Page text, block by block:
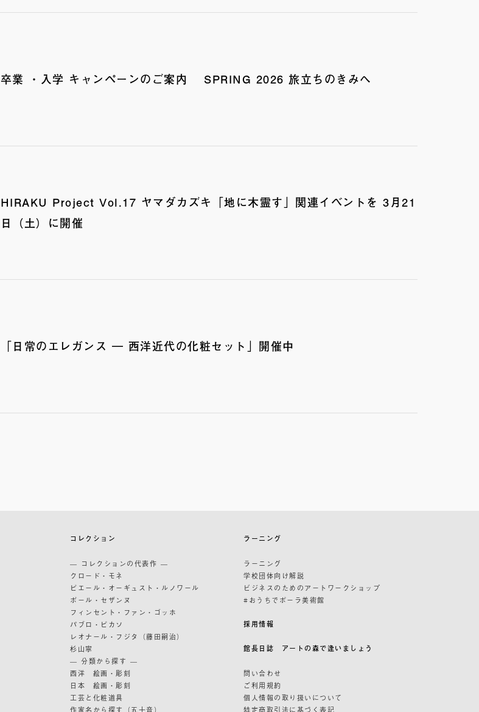
卒業 ・入学 キャンペーンのご案内 SPRING 2026 旅立ちのきみへ
HIRAKU Project Vol.17 ヤマダカズキ「地に木霊す」関連イベントを 3月21
日（土）に開催
「日常のエレガンス ― 西洋近代の化粧セット」開催中
コレクション
— コレクションの代表作 —
クロード・モネ
ピエール・オーギュスト・ルノワール
ポール・セザンヌ
フィンセント・ファン・ゴッホ
パブロ・ピカソ
レオナール・フジタ（藤田嗣治）
杉山寧
— 分類から探す —
西洋 絵画・彫刻
日本 絵画・彫刻
工芸と化粧道具
作家名から探す（五十音）
ラーニング
ラーニング
学校団体向け解説
ビジネスのためのアートワークショップ
#おうちでポーラ美術館
採用情報
館長日誌 アートの森で逢いましょう
問い合わせ
ご利用規約
個人情報の取り扱いについて
特定商取引法に基づく表記